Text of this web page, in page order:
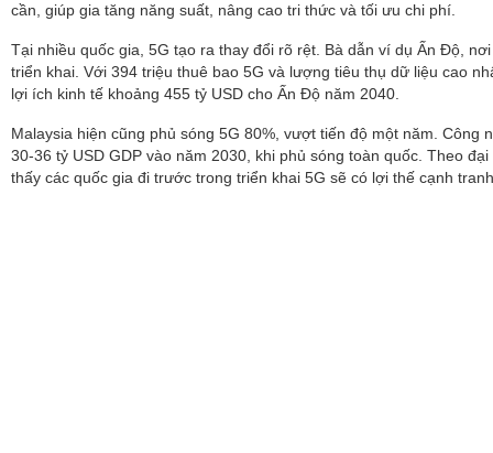
cần, giúp gia tăng năng suất, nâng cao tri thức và tối ưu chi phí.
Tại nhiều quốc gia, 5G tạo ra thay đổi rõ rệt. Bà dẫn ví dụ Ấn Độ,
triển khai. Với 394 triệu thuê bao 5G và lượng tiêu thụ dữ liệu cao
lợi ích kinh tế khoảng 455 tỷ USD cho Ấn Độ năm 2040.
Malaysia hiện cũng phủ sóng 5G 80%, vượt tiến độ một năm. Công
30-36 tỷ USD GDP vào năm 2030, khi phủ sóng toàn quốc. Theo
thấy các quốc gia đi trước trong triển khai 5G sẽ có lợi thế cạnh